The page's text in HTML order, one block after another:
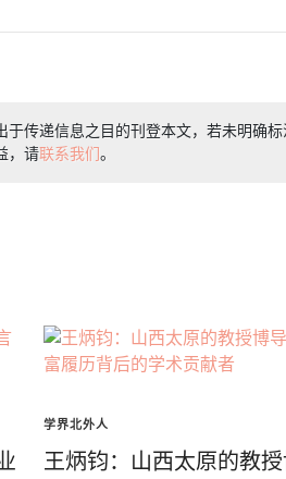
于传递信息之目的刊登本文，若未明确
，请联系我们。
学界北外人
王炳钧：山西太原的教